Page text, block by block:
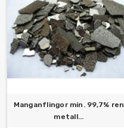
Manganflingor min. 99,7% ren
metall...